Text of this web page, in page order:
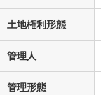
土地権利形態
管理人
管理形態